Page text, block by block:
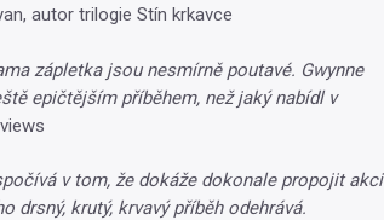
autor trilogie Stín krkavce
zápletka jsou nesmírně poutavé. Gwynne
epičtějším příběhem, než jaký nabídl v
v tom, že dokáže dokonale propojit akci
drsný, krutý, krvavý příběh odehrává.